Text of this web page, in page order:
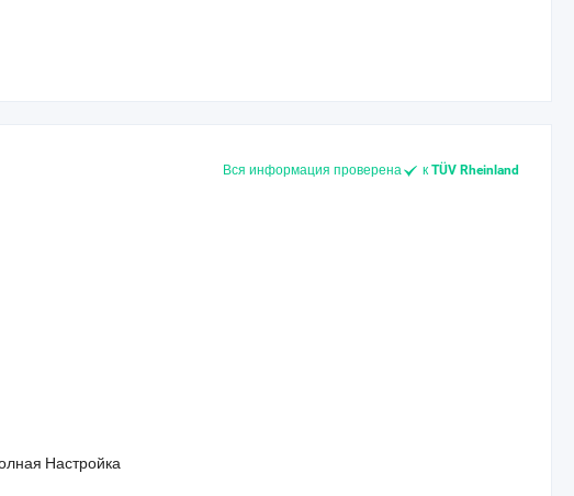
Вся информация проверена к TÜV Rheinland
Настройка